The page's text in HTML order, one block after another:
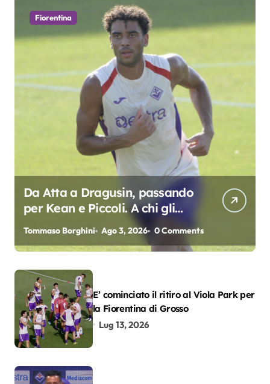
Fiorentina
Da Atta a Dragusin, passando
per Kean e Piccoli. A chi gli
oscar del precampionato?
Tommaso Borghini Ago 3, 2026 0 Comments
E’ cominciato il ritiro al Viola Park per
la Fiorentina di Grosso
Lug 13, 2026